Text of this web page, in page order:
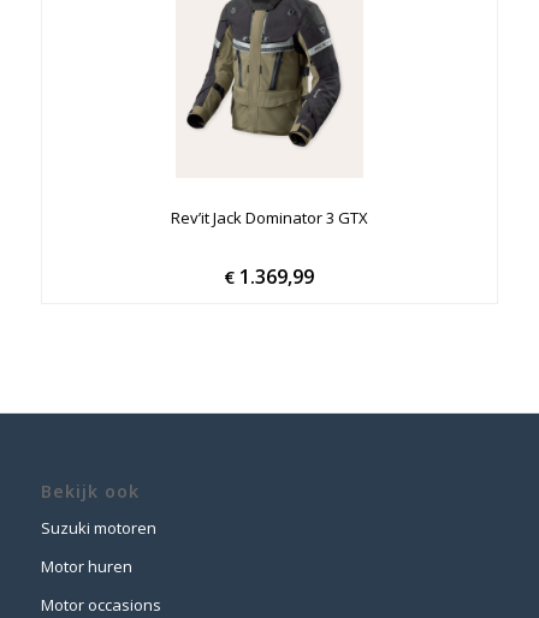
Rev’it Jack Dominator 3 GTX
€ 1.369,99
Bekijk ook
Suzuki motoren
Motor huren
Motor occasions